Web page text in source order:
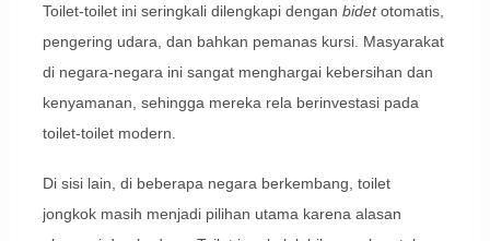
Toilet-toilet ini seringkali dilengkapi dengan bidetotomatis,
pengering udara, dan bahkan pemanas kursi. Masyarakat
di negara-negara ini sangat menghargai kebersihan dan
kenyamanan, sehingga mereka rela berinvestasi pada
toilet-toilet modern.
Di sisi lain, di beberapa negara berkembang, toilet
jongkok masih menjadi pilihan utama karena alasan